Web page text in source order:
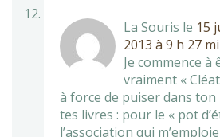
La Souris le 15
2013 à 9 h 27
Je commence à
vraiment «
à force de puiser dans
tes livres : pour le « pot
l’association qui